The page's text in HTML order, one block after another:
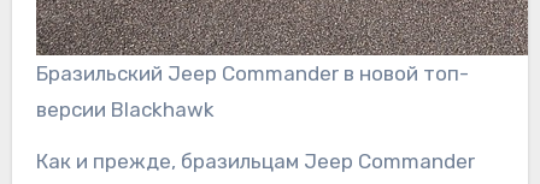
Бразильский Jeep Commander в новой топ-
версии Blackhawk
Как и прежде, бразильцам Jeep Commander